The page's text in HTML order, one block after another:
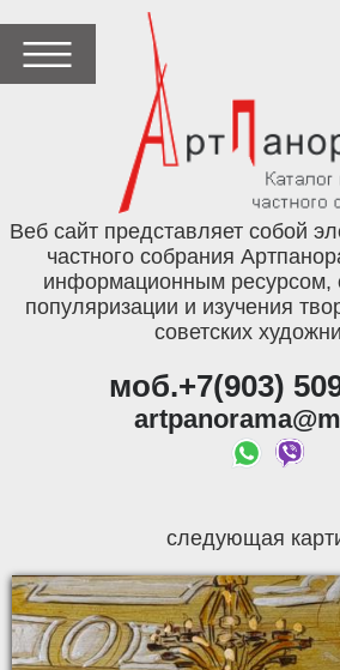
Веб сайт представляет собой
частного собрания
информационным ресурсом,
популяризации и изучения
советских
моб.+7(903)
следующая